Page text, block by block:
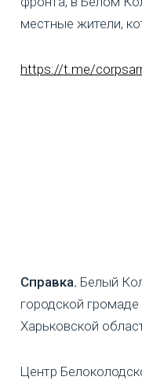
местные жители,
https://t.me/
Справка. Белый
городской громаде
Харьковской
Центр